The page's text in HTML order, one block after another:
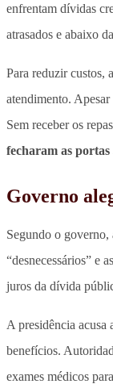
enfrentam dívidas
atrasados e abaixo
Para reduzir custos,
atendimento.
Sem receber os
fecharam as portas
Governo
Segundo o governo,
“desnecessários” e
juros da dívida
A presidência acusa
benefícios.
exames médicos